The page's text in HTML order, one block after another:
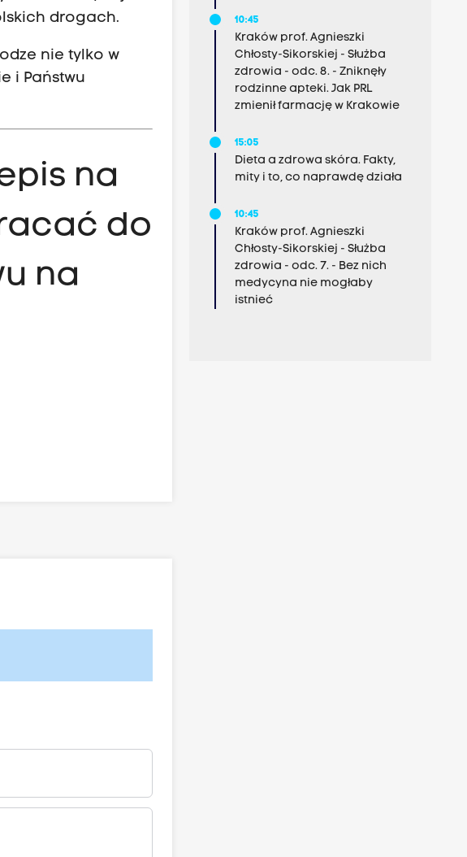
drogach.
nie tylko w
i Państwu
na
do
na
10:45
Kraków prof. Agnieszki
Chłosty-Sikorskiej - Służba
zdrowia - odc. 8. - Zniknęły
rodzinne apteki. Jak PRL
zmienił farmację w Krakowie
15:05
Dieta a zdrowa skóra. Fakty,
mity i to, co naprawdę działa
10:45
Kraków prof. Agnieszki
Chłosty-Sikorskiej - Służba
zdrowia - odc. 7. - Bez nich
medycyna nie mogłaby
istnieć